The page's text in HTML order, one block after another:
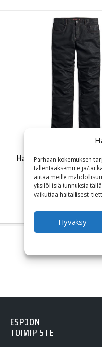
Parhaan kokemuksen
tallentaaksemme ja/tai
antaa meille
yksilöllisiä tunnuksia
vaikuttaa haitallisesti
Hyväksy
Harley-Davidson Mens
Denim Performance
322,16€193,32
ESPOON
TOIMIPISTE